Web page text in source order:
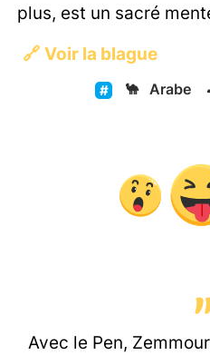
plus, est un sacré
🔗 Voir la blague
🐪 Arabe
Avec le Pen,